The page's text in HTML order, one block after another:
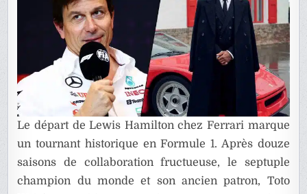
Le départ de Lewis Hamilton chez Ferrari marque
un tournant historique en Formule 1. Après douze
saisons de collaboration fructueuse, le septuple
champion du monde et son ancien patron, Toto